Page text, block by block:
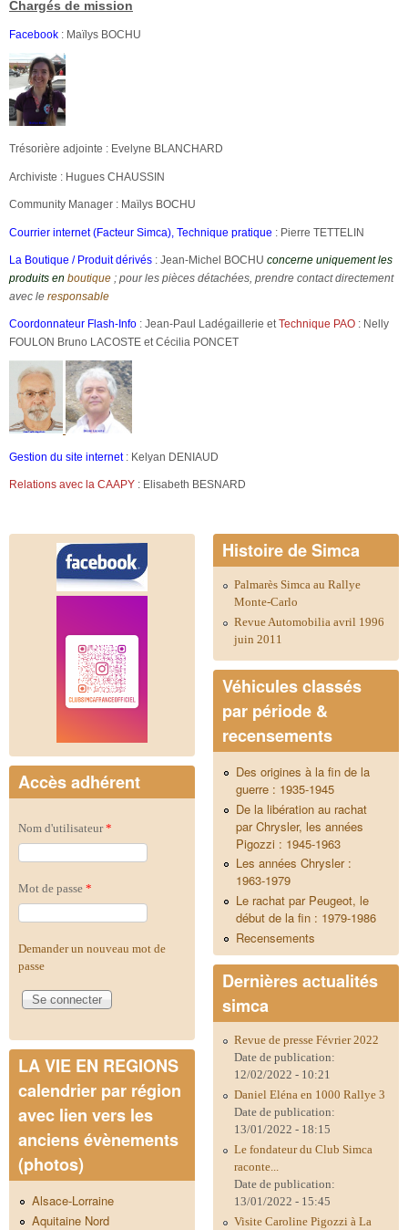
Chargés de mission
Facebook : Maïlys BOCHU
Trésorière adjointe : Evelyne BLANCHARD
Archiviste : Hugues CHAUSSIN
Community Manager : Maïlys BOCHU
Courrier internet (Facteur Simca), Technique pratique : Pierre TETTELIN
La Boutique / Produit dérivés : Jean-Michel BOCHU concerne uniquement les
produits en boutique ​; pour les pièces détachées, prendre contact directement
avec le responsable
Coordonnateur Flash-Info : Jean-Paul Ladégaillerie etTechnique PAO : Nelly
FOULON Bruno LACOSTE et Cécilia PONCET
Gestion du site internet : Kelyan DENIAUD
Relations avec la CAAPY : Elisabeth BESNARD
Accès adhérent
Nom d'utilisateur*
Mot de passe *
Demander un nouveau mot de
passe
LA VIE EN REGIONS
calendrier par région
avec lien vers les
anciens évènements
(photos)
Alsace-Lorraine
Aquitaine Nord
Histoire de Simca
Palmarès Simca au Rallye
Monte-Carlo
Revue Automobilia avril 1996
juin 2011
Véhicules classés
par période &
recensements
Des origines à la fin de la
guerre : 1935-1945
De la libération au rachat
par Chrysler, les années
Pigozzi : 1945-1963
Les années Chrysler :
1963-1979
Le rachat par Peugeot, le
début de la fin : 1979-1986
Recensements
Dernières actualités
simca
Revue de presse Février 2022
Date de publication:
12/02/2022 - 10:21
Daniel Eléna en 1000 Rallye 3
Date de publication:
13/01/2022 - 18:15
Le fondateur du Club Simca
raconte...
Date de publication:
13/01/2022 - 15:45
Visite Caroline Pigozzi à La